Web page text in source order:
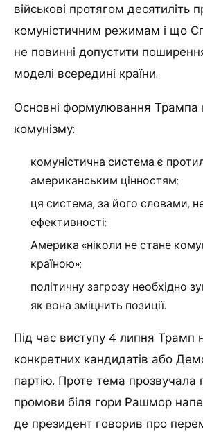
військові протягом десятиліть
комуністичним режимам і що
не повинні допустити поширення
моделі всередині країни.
Основні формулювання
комунізму:
комуністична система є
американським цінностям;
ця система, за його словами,
ефективності;
Америка «ніколи не стане
країною»;
політичну загрозу необхідно
як вона зміцнить позиції.
Під час виступу 4 липня Трамп
конкретних кандидатів або
партію. Проте тема прозвучала
промови біля гори Рашмор
де президент говорив про